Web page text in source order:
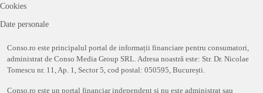
Cookies
Date personale
Conso.ro este principalul portal de informații financiare pentru consumatori,
administrat de Conso Media Group SRL. Adresa noastră este: Str. Dr. Nicolae
Tomescu nr. 11, Ap. 1, Sector 5, cod postal: 050595, București.
Conso.ro este un portal financiar independent și nu este administrat sau